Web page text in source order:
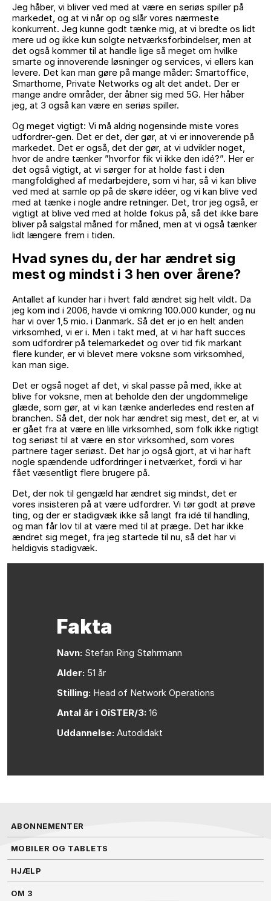
Jeg håber, vi bliver ved med at være en seriøs spiller på
markedet, og at vi når op og slår vores nærmeste
konkurrent. Jeg kunne godt tænke mig, at vi bredte os lidt
mere ud og ikke kun solgte netværksforbindelser, men at
det også kommer til at handle lige så meget om hvilke
smarte og innoverende løsninger og services, vi ellers kan
levere. Det kan man gøre på mange måder: Smartoffice,
Smarthome, Private Networks og alt det andet. Der er
mange andre områder, der åbner sig med 5G. Her håber
jeg, at 3 også kan være en seriøs spiller.
Og meget vigtigt: Vi må aldrig nogensinde miste vores
udfordrer-gen. Det er det, der gør, at vi er innoverende på
markedet. Det er også, det der gør, at vi udvikler noget,
hvor de andre tænker ”hvorfor fik vi ikke den idé?”. Her er
det også vigtigt, at vi sørger for at holde fast i den
mangfoldighed af medarbejdere, som vi har, så vi kan blive
ved med at samle op på de skøre idéer, og vi kan blive ved
med at tænke i nogle andre retninger. Det, tror jeg også, er
vigtigt at blive ved med at holde fokus på, så det ikke bare
bliver på salgstal måned for måned, men at vi også tænker
lidt længere frem i tiden.
Hvad synes du, der har ændret sig
mest og mindst i 3 hen over årene?
Antallet af kunder har i hvert fald ændret sig helt vildt. Da
jeg kom ind i 2006, havde vi omkring 100.000 kunder, og nu
har vi over 1,5 mio. i Danmark. Så det er jo en helt anden
virksomhed, vi er i. Men i takt med, at vi har haft succes
som udfordrer på telemarkedet og over tid fik markant
flere kunder, er vi blevet mere voksne som virksomhed,
kan man sige.
Det er også noget af det, vi skal passe på med, ikke at
blive for voksne, men at beholde den der ungdommelige
glæde, som gør, at vi kan tænke anderledes end resten af
branchen. Så det, der nok har ændret sig mest, det er, at vi
er gået fra at være en lille virksomhed, som folk ikke rigtigt
tog seriøst til at være en stor virksomhed, som vores
partnere tager seriøst. Det har jo også gjort, at vi har haft
nogle spændende udfordringer i netværket, fordi vi har
fået væsentligt flere brugere på.
Det, der nok til gengæld har ændret sig mindst, det er
vores insisteren på at være udfordrer. Vi tør godt at prøve
ting, og der er stadigvæk ikke så langt fra idé til handling,
og man får lov til at være med til at præge. Det har ikke
ændret sig meget, fra jeg startede til nu, så det har vi
heldigvis stadigvæk.
Fakta
Navn: Stefan Ring Støhrmann
Alder: 51 år
Stilling: Head of Network Operations
Antal år i OiSTER/3: 16
Uddannelse: Autodidakt
ABONNEMENTER
MOBILER OG TABLETS
HJÆLP
OM 3